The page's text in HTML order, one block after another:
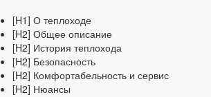
[H1] О теплоходе
[H2] Общее описание
[H2] История теплохода
[H2] Безопасность
[H2] Комфортабельность и сервис
[H2] Нюансы